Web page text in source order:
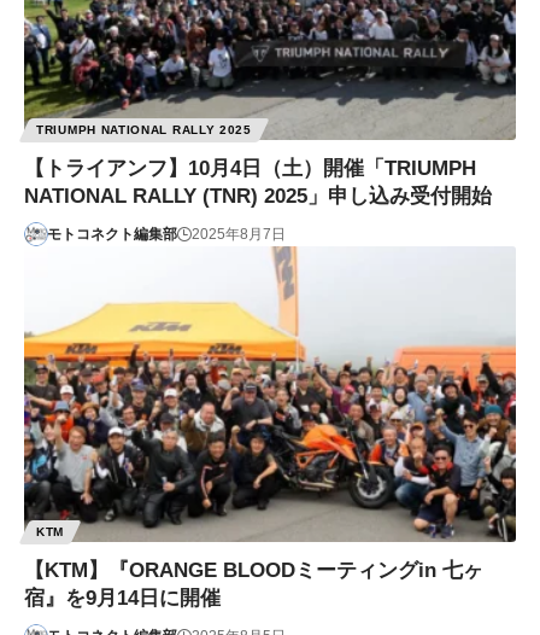
TRIUMPH NATIONAL RALLY 2025
【トライアンフ】10月4日（土）開催「TRIUMPH
NATIONAL RALLY (TNR) 2025」申し込み受付開始
モトコネクト編集部 2025年8月7日
KTM
【KTM】『ORANGE BLOODミーティングin 七ヶ
宿』を9月14日に開催